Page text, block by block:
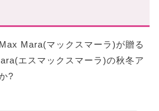
Mara(マックスマーラ)が贈る
エスマックスマーラ)の秋冬ア
?